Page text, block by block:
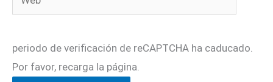
periodo de verificación de reCAPTCHA ha caducado.
Por favor, recarga la página.